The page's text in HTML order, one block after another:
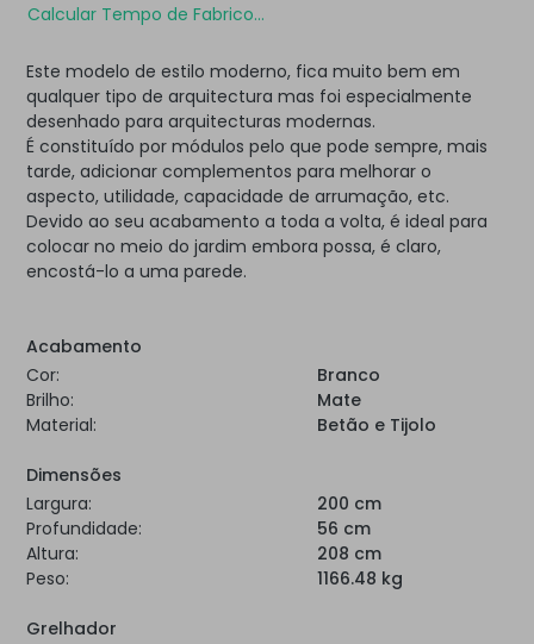
Calcular Tempo de Fabrico...
Este modelo de estilo moderno, fica muito bem em
qualquer tipo de arquitectura mas foi especialmente
desenhado para arquitecturas modernas.
É constituído por módulos pelo que pode sempre, mais
tarde, adicionar complementos para melhorar o
aspecto, utilidade, capacidade de arrumação, etc.
Devido ao seu acabamento a toda a volta, é ideal para
colocar no meio do jardim embora possa, é claro,
encostá-lo a uma parede.
Acabamento
Cor:
Branco
Brilho:
Mate
Material:
Betão e Tijolo
Dimensões
Largura:
200 cm
Profundidade:
56 cm
Altura:
208 cm
Peso:
1166.48 kg
Grelhador